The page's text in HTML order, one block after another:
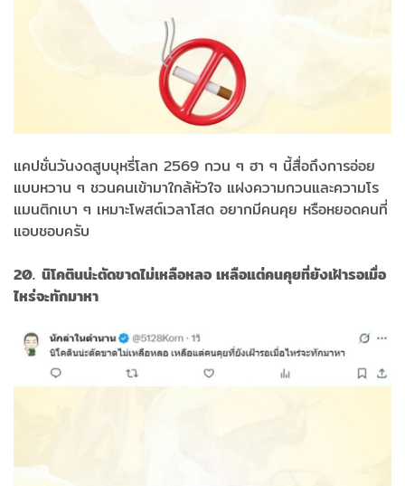
แคปชั่นวันงดสูบบุหรี่โลก 2569 กวน ๆ ฮา ๆ นี้สื่อถึงการอ่อย
แบบหวาน ๆ ชวนคนเข้ามาใกล้หัวใจ แฝงความกวนและความโร
แมนติกเบา ๆ เหมาะโพสต์เวลาโสด อยากมีคนคุย หรือหยอดคนที่
แอบชอบครับ
20. นิโคตินน่ะตัดขาดไม่เหลือหลอ เหลือแต่คนคุยที่ยังเฝ้ารอเมื่อ
ไหร่จะทักมาหา